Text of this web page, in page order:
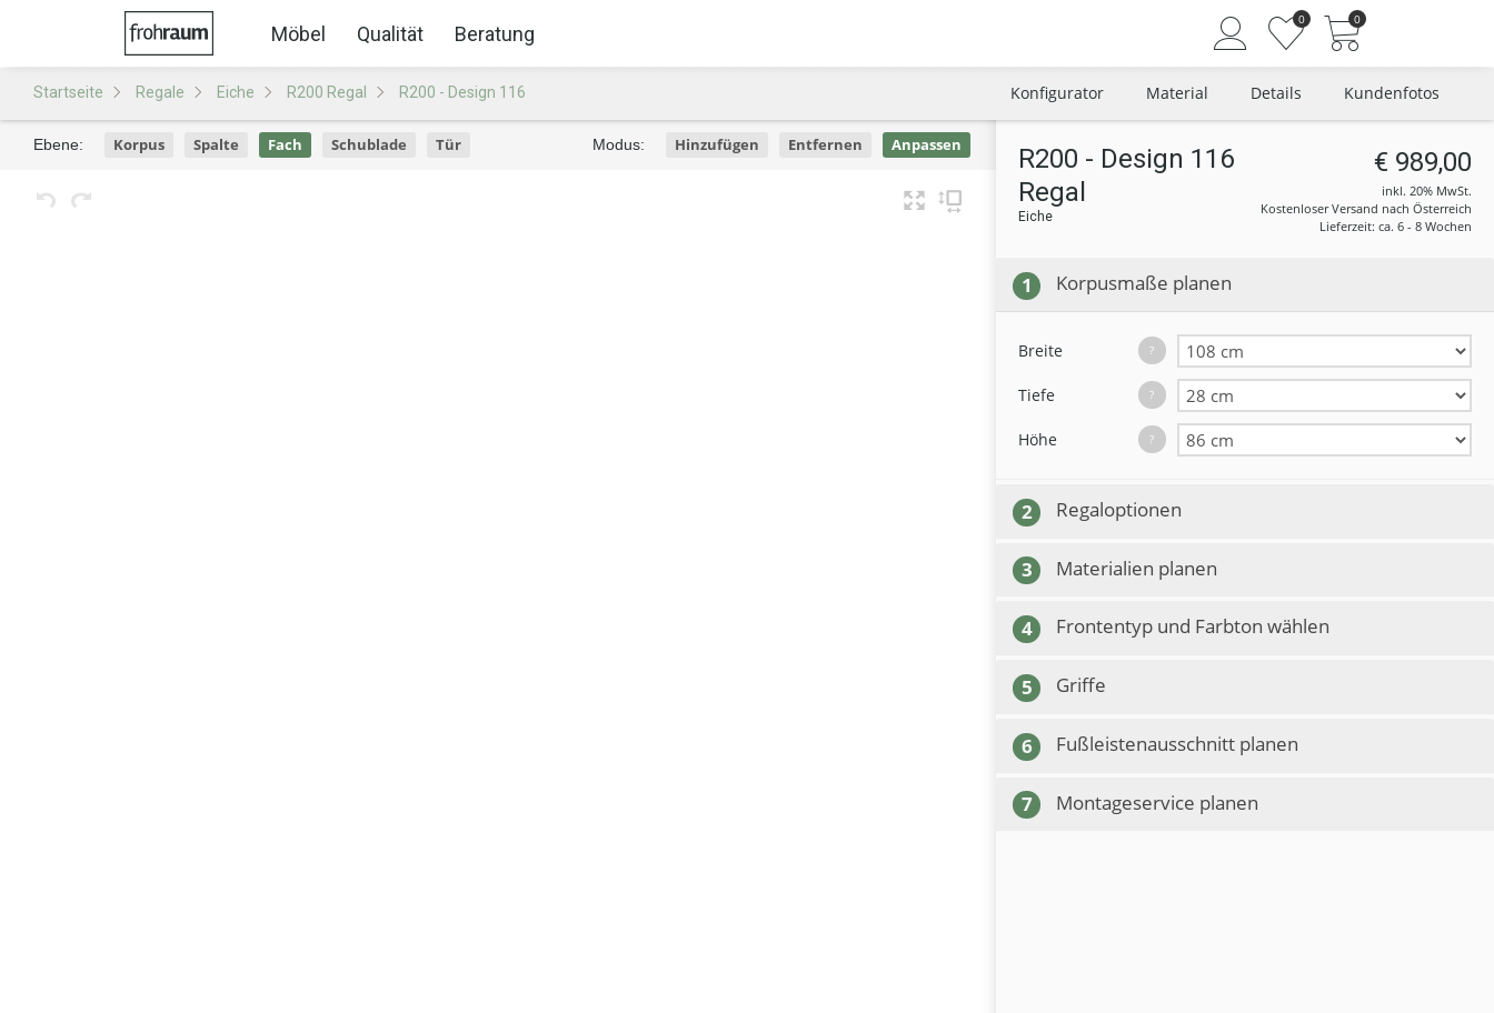
Möbel Qualität Beratung
0 0
Startseite Regale Eiche R200 Regal R200 - Design 116 Konfigurator Material Details Kundenfotos
Ebene: Korpus Spalte Fach Schublade Tür Modus: Hinzufügen Entfernen Anpassen
R200 - Design 116
Regal
Eiche
€ 989,00
inkl. 20% MwSt.
Kostenloser Versand nach Österreich
Lieferzeit: ca. 6 - 8 Wochen
1 Korpusmaße planen
Breite ?
Tiefe ?
Höhe ?
2 Regaloptionen
3 Materialien planen
4 Frontentyp und Farbton wählen
5 Griffe
6 Fußleistenausschnitt planen
7 Montageservice planen